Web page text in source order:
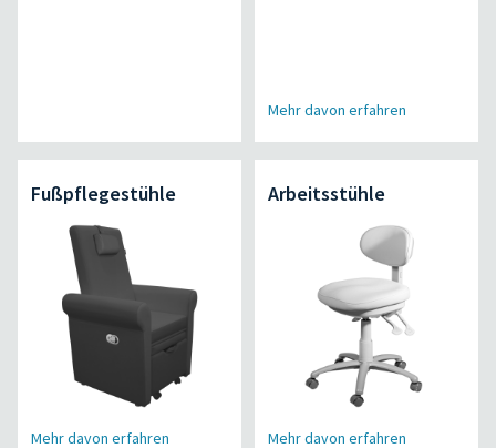
Mehr davon erfahren
Fußpflegestühle
Mehr davon erfahren
Arbeitsstühle
Mehr davon erfahren